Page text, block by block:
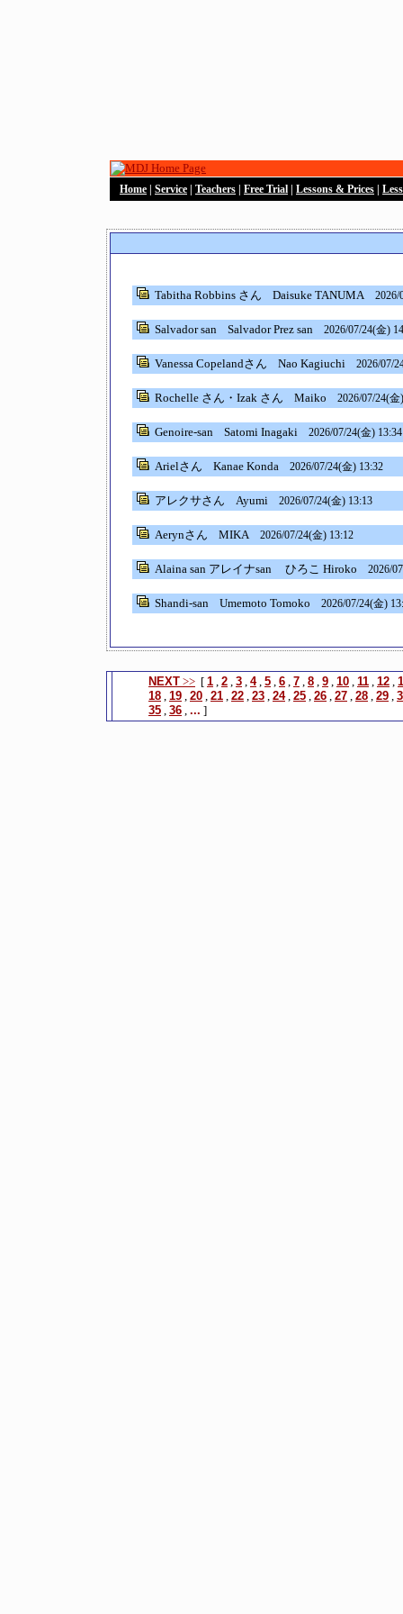
Home Service Teachers Free Trial Lessons & Prices
Tabitha Robbins さん Daisuke TANUMA 2026/
Salvador sanSalvador Prez san 2026/07/24(金)
Vanessa Copelandさん Nao Kagiuchi 2026/07/
Rochelle さん・Izak さん Maiko 2026/07/24(金
Genoire-sanSatomi Inagaki 2026/07/24(金) 13:34
Arielさん Kanae Konda 2026/07/24(金) 13:32
アレクサさん Ayumi 2026/07/24(金) 13:13
Aerynさん MIKA 2026/07/24(金) 13:12
Alaina san アレイナsan ひろこ Hiroko 2026/
Shandi-sanUmemoto Tomoko 2026/07/24(金)
NEXT >> [ 1 , 2 , 3 , 4, 5 , 6 , 7 , 8 , 9 , 10 , 11 , 12 ,
18 , 19 , 20 , 21 , 22 , 23 , 24, 25 , 26 , 27 , 28 , 29 ,
35 , 36 , ... ]